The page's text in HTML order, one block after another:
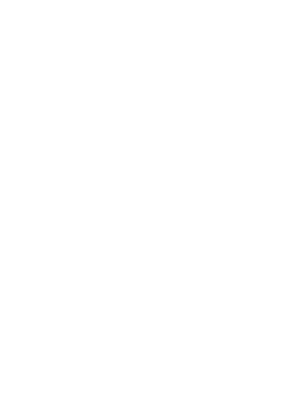
時間以内＆設定した発送日数内に発送してい
送日数内に発送しています